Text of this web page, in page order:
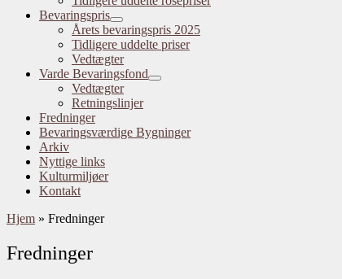
Bevaringspris
Årets bevaringspris 2025
Tidligere uddelte priser
Vedtægter
Varde Bevaringsfond
Vedtægter
Retningslinjer
Fredninger
Bevaringsværdige Bygninger
Arkiv
Nyttige links
Kulturmiljøer
Kontakt
Hjem » Fredninger
Fredninger